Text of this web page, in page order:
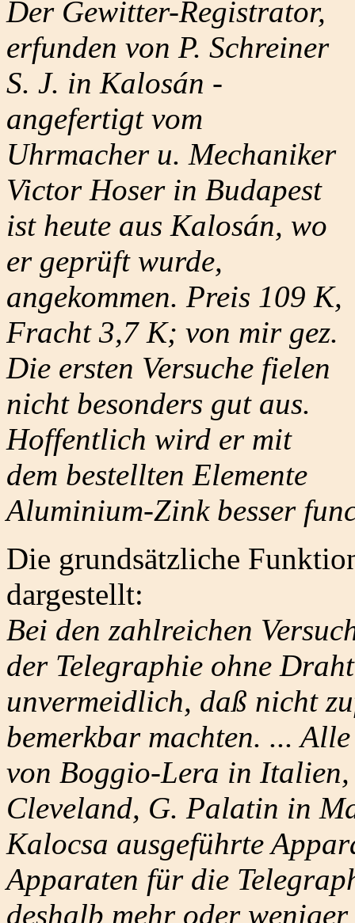
Der Gewitter-Registrator,
erfunden von P. Schreiner
S. J. in Kalosán -
angefertigt vom
Uhrmacher u. Mechaniker
Victor Hoser in Budapest
ist heute aus Kalosán, wo
er geprüft wurde,
angekommen. Preis 109 K,
Fracht 3,7 K; von mir gez.
Die ersten Versuche fielen
nicht besonders gut aus.
Hoffentlich wird er mit
dem bestellten Elemente
Aluminium-Zink besser
Die grundsätzliche
dargestellt:
Bei den zahlreichen
der Telegraphie ohne
unvermeidlich, daß nicht
bemerkbar machten. ...
von Boggio-Lera in Italien,
Cleveland, G. Palatin in
Kalocsa ausgeführte
Apparaten für die
deshalb mehr oder